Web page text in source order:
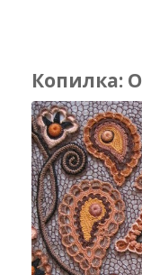
Копилка: